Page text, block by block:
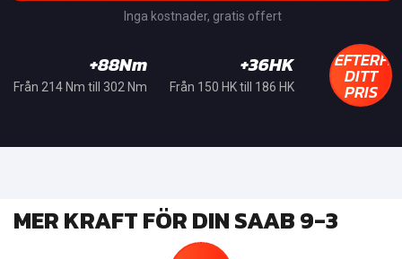
Inga kostnader, gratis offert
+88Nm
Från 214 Nm till 302 Nm
+36HK
Från 150 HK till 186 HK DITT
PRIS
MER KRAFT FÖR DIN SAAB 9-3